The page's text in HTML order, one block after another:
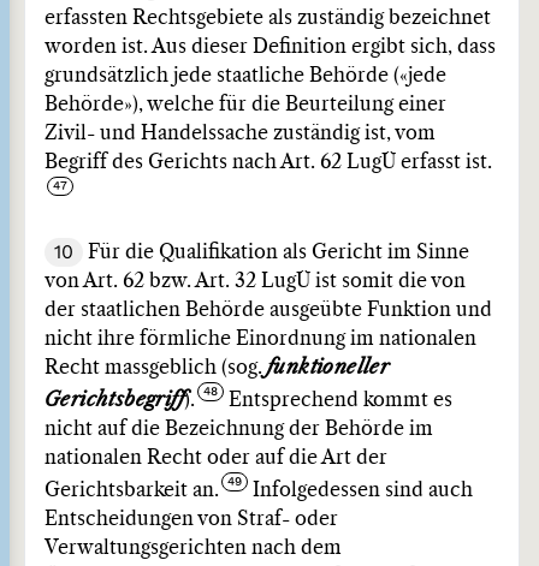
erfassten Rechtsgebiete als zuständig bezeichnet
worden ist. Aus dieser Definition ergibt sich, dass
grundsätzlich jede staatliche Behörde («jede
Behörde»), welche für die Beurteilung einer
Zivil- und Handelssache zuständig ist, vom
Begriff des Gerichts nach Art. 62 LugÜ erfasst ist.
10
Für die Qualifikation als Gericht im Sinne
von Art. 62 bzw. Art. 32 LugÜ ist somit die von
der staatlichen Behörde ausgeübte Funktion und
nicht ihre förmliche Einordnung im nationalen
Recht massgeblich (sog. funktioneller
Gerichtsbegriff).
Entsprechend kommt es
nicht auf die Bezeichnung der Behörde im
nationalen Recht oder auf die Art der
Gerichtsbarkeit an.
Infolgedessen sind auch
Entscheidungen von Straf- oder
Verwaltungsgerichten nach dem